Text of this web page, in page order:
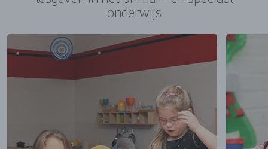
onderwijs